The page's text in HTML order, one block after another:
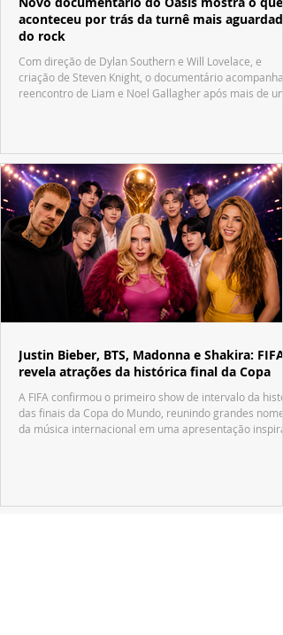
aconteceu por trás da turnê mais aguardada
do rock
Com direção de Dylan Southern e Will Lovelace, e
criação de Steven Knight, o documentário acompanha
reencontro de Liam e Noel Gallagher após mais de
Justin Bieber, BTS, Madonna e Shakira: FIFA
revela atrações da histórica final da Copa
A FIFA confirmou o primeiro show de intervalo da
das finais da Copa do Mundo, reunindo grandes nomes
da música internacional em uma apresentação